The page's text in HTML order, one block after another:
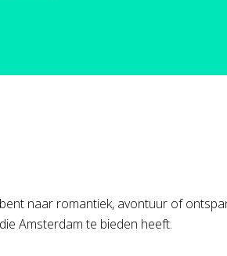
naar romantiek, avontuur of
Amsterdam te bieden heeft.